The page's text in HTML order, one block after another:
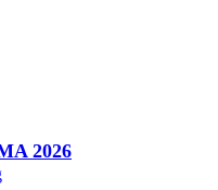
2026